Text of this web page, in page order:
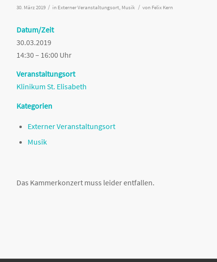
30. März 2019 / in Externer Veranstaltungsort, Musik / von Felix Kern
Datum/Zeit
30.03.2019
14:30 – 16:00 Uhr
Veranstaltungsort
Klinikum St. Elisabeth
Kategorien
Externer Veranstaltungsort
Musik
Das Kammerkonzert muss leider entfallen.